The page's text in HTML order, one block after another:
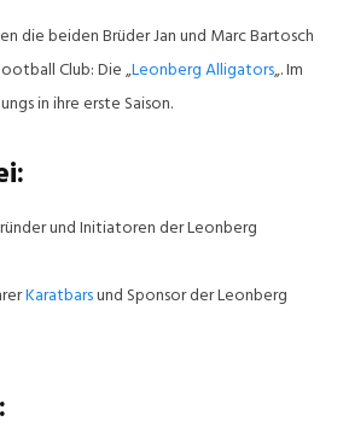
die beiden Brüder Jan und Marc Bartosch
Club: Die „Leonberg Alligators„. Im
in ihre erste Saison.
und Initiatoren der Leonberg
Karatbarsund Sponsor der Leonberg